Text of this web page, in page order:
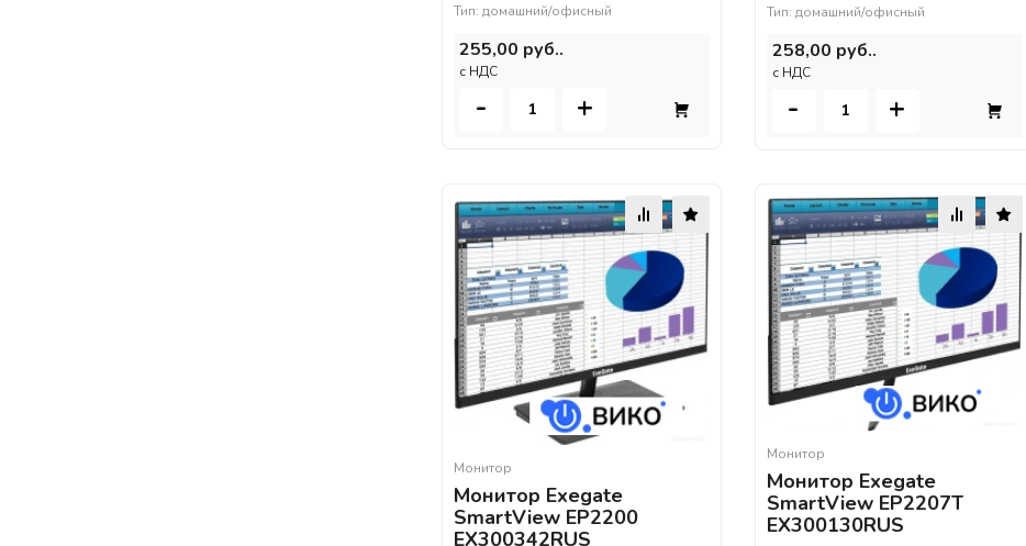
Тип: домашний/офисный
255,00 руб..
c НДС
- +
Тип: домашний/офисный
258,00 руб..
c НДС
- +
Монитор
Монитор Exegate
SmartView EP2200
EX300342RUS
Монитор
Монитор Exegate
SmartView EP2207T
EX300130RUS